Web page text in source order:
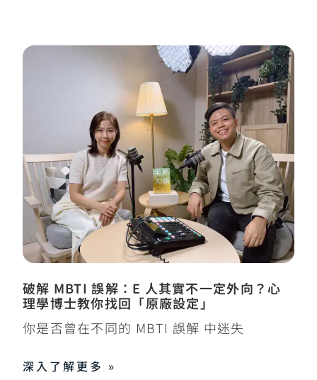
破解 MBTI 誤解：E 人其實不一定外向？心
理學博士教你找回「原廠設定」
你是否曾在不同的 MBTI 誤解 中迷失
深入了解更多 »